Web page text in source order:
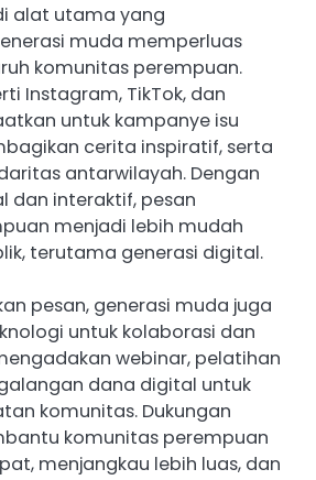
alat utama yang
muda memperluas
komunitas perempuan.
Instagram, TikTok, dan
untuk kampanye isu
cerita inspiratif, serta
antarwilayah. Dengan
dan interaktif, pesan
menjadi lebih mudah
terutama generasi digital.
pesan, generasi muda juga
untuk kolaborasi dan
webinar, pelatihan
dana digital untuk
komunitas. Dukungan
komunitas perempuan
menjangkau lebih luas, dan